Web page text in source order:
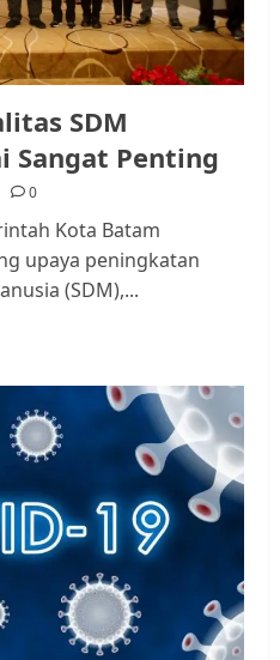
SDM
Sangat Penting
0
Kota Batam
upaya peningkatan
(SDM),...